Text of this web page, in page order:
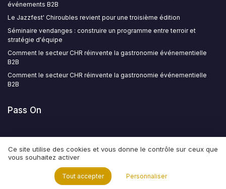
événements B2B
Le Jazzfest' Chiroubles revient pour une troisième édition
Séminaire vendanges : construire un programme entre terroir et
stratégie d'équipe
Comment le secteur CHR réinvente la gastronomie événementielle
B2B
Comment le secteur CHR réinvente la gastronomie événementielle
B2B
Pass On
Mentions légales
© Pass On 2026
Ce site utilise des cookies et vous donne le contrôle sur ceux que
vous souhaitez activer
Tout accepter Personnaliser